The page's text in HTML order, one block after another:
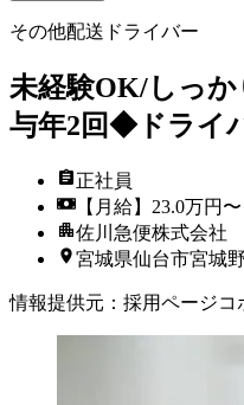
その他配送ドライバー
未経験OK/しっ
与年2回◆ドライ
正社員
【月給】23.0万円〜
佐川急便株式会社
宮城県仙台市宮城
情報提供元 ： 採用ページコ